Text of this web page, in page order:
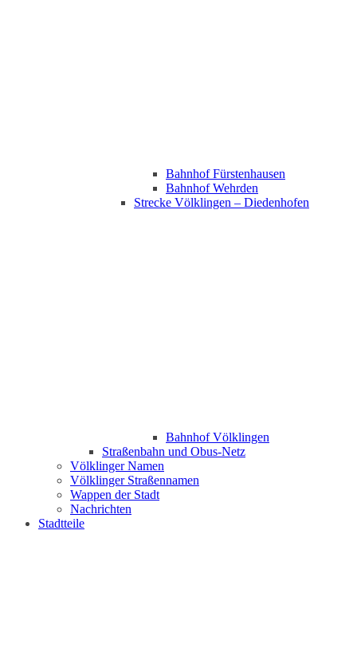
Bahnhof Fürstenhausen
Bahnhof Wehrden
Strecke Völklingen – Diedenhofen
Bahnhof Völklingen
Straßenbahn und Obus-Netz
Völklinger Namen
Völklinger Straßennamen
Wappen der Stadt
Nachrichten
Stadtteile